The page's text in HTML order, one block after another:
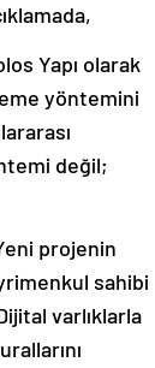
Yapı olarak
yöntemini
değil;
projenin
sahibi
varlıklarla